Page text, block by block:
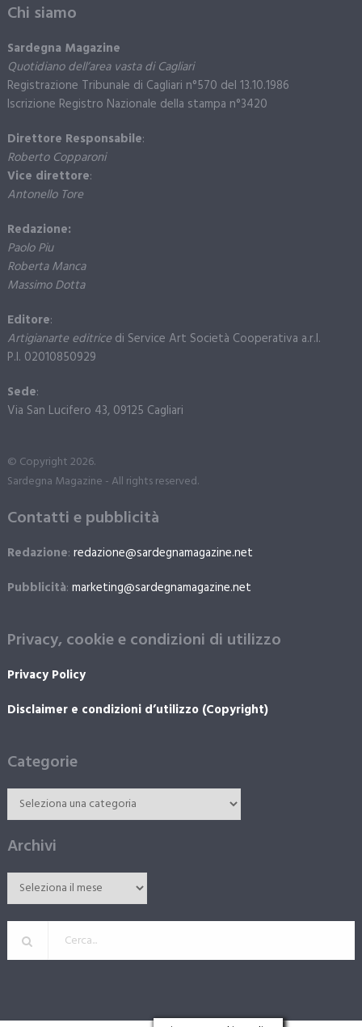
Chi siamo
Sardegna Magazine
Quotidiano dell’area vasta di Cagliari
Registrazione Tribunale di Cagliari n°570 del 13.10.1986
Iscrizione Registro Nazionale della stampa n°3420
Direttore Responsabile:
Roberto Copparoni
Vice direttore:
Antonello Tore
Redazione:
Paolo Piu
Roberta Manca
Massimo Dotta
Editore:
Artigianarte editricedi Service Art Società Cooperativa a.r.l.
P.I. 02010850929
Sede:
Via San Lucifero 43, 09125 Cagliari
© Copyright 2026.
Sardegna Magazine - All rights reserved.
Contatti e pubblicità
Redazione: redazione@sardegnamagazine.net
Pubblicità: marketing@sardegnamagazine.net
Privacy, cookie e condizioni di utilizzo
Privacy Policy
Disclaimer e condizioni d’utilizzo (Copyright)
Categorie
Archivi